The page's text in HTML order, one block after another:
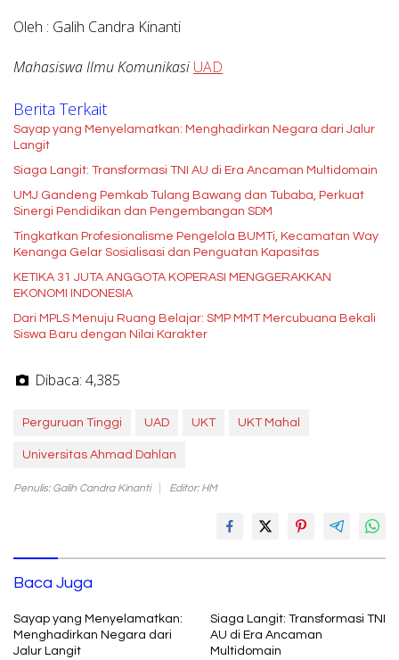
Oleh : Galih Candra Kinanti
Mahasiswa Ilmu Komunikasi UAD
Berita Terkait
Sayap yang Menyelamatkan: Menghadirkan Negara dari Jalur
Langit
Siaga Langit: Transformasi TNI AU di Era Ancaman Multidomain
UMJ Gandeng Pemkab Tulang Bawang dan Tubaba, Perkuat
Sinergi Pendidikan dan Pengembangan SDM
Tingkatkan Profesionalisme Pengelola BUMTi, Kecamatan Way
Kenanga Gelar Sosialisasi dan Penguatan Kapasitas
KETIKA 31 JUTA ANGGOTA KOPERASI MENGGERAKKAN
EKONOMI INDONESIA
Dari MPLS Menuju Ruang Belajar: SMP MMT Mercubuana Bekali
Siswa Baru dengan Nilai Karakter
Dibaca: 4,385
Perguruan Tinggi UAD UKT UKT Mahal
Universitas Ahmad Dahlan
Penulis: Galih Candra Kinanti Editor: HM
Baca Juga
Sayap yang Menyelamatkan:
Menghadirkan Negara dari
Jalur Langit
Siaga Langit: Transformasi TNI
AU di Era Ancaman
Multidomain